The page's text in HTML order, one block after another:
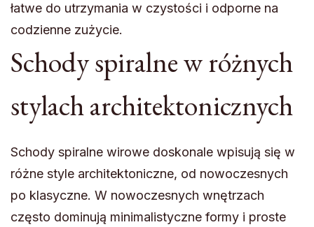
łatwe do utrzymania w czystości i odporne na
codzienne zużycie.
Schody spiralne w różnych
stylach architektonicznych
Schody spiralne wirowe doskonale wpisują się w
różne style architektoniczne, od nowoczesnych
po klasyczne. W nowoczesnych wnętrzach
często dominują minimalistyczne formy i proste